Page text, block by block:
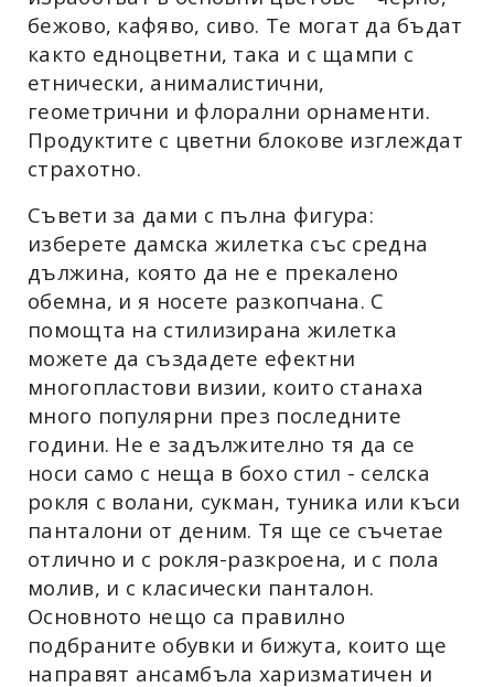
бежово, кафяво, сиво. Те могат да бъдат
както едноцветни, така и с щампи с
етнически, анималистични,
геометрични и флорални орнаменти.
Продуктите с цветни блокове изглеждат
страхотно.
Съвети за дами с пълна фигура:
изберете дамска жилетка със средна
дължина, която да не е прекалено
обемна, и я носете разкопчана. С
помощта на стилизирана жилетка
можете да създадете ефектни
многопластови визии, които станаха
много популярни през последните
години. Не е задължително тя да се
носи само с неща в бохо стил - селска
рокля с волани, сукман, туника или къси
панталони от деним. Тя ще се съчетае
отлично и с рокля-разкроена, и с пола
молив, и с класически панталон.
Основното нещо са правилно
подбраните обувки и бижута, които ще
направят ансамбъла харизматичен и